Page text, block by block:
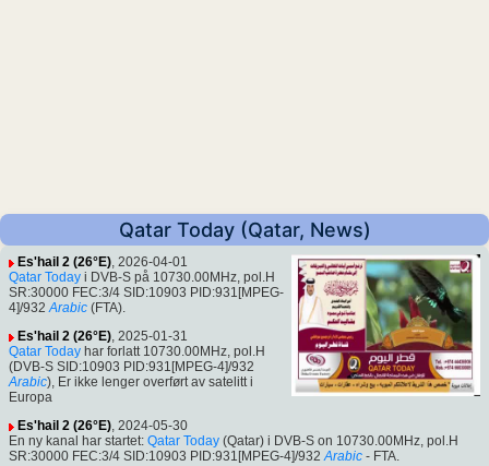
Qatar Today (Qatar, News)
Es'hail 2 (26°E), 2026-04-01
Qatar Today i DVB-S på 10730.00MHz, pol.H
SR:30000 FEC:3/4 SID:10903 PID:931[MPEG-
4]/932 Arabic (FTA).
Es'hail 2 (26°E), 2025-01-31
Qatar Today har forlatt 10730.00MHz, pol.H
(DVB-S SID:10903 PID:931[MPEG-4]/932
Arabic), Er ikke lenger overført av satelitt i
Europa
Es'hail 2 (26°E), 2024-05-30
En ny kanal har startet: Qatar Today (Qatar) i DVB-S on 10730.00MHz, pol.H
SR:30000 FEC:3/4 SID:10903 PID:931[MPEG-4]/932 Arabic - FTA.